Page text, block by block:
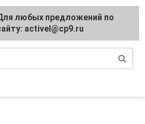
любых предложений по
activel@cp9.ru